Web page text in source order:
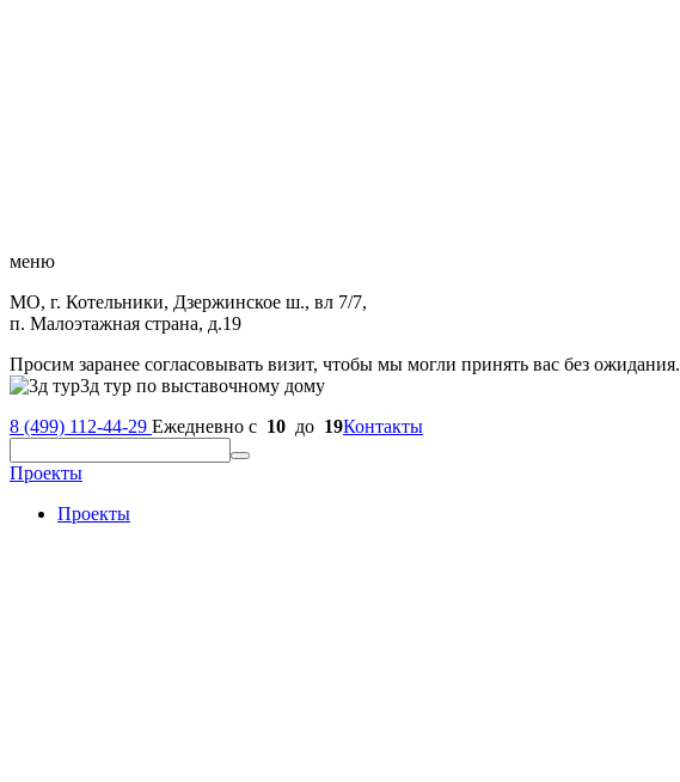
меню
МО, г. Котельники, Дзержинское ш., вл 7/7,
п. Малоэтажная страна, д.19
Просим заранее согласовывать визит, чтобы мы могли принять вас без ожидания.
3д тур по выставочному дому
8 (499) 112-44-29 Ежедневно с 10 до 19Контакты
Проекты
Проекты